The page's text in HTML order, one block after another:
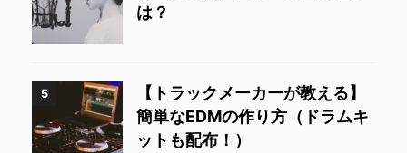
は？
5
【トラックメーカーが教える】
簡単なEDMの作り方（ドラムキ
ットも配布！）